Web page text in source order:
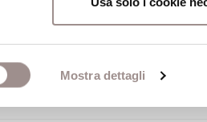
Mostra dettagli